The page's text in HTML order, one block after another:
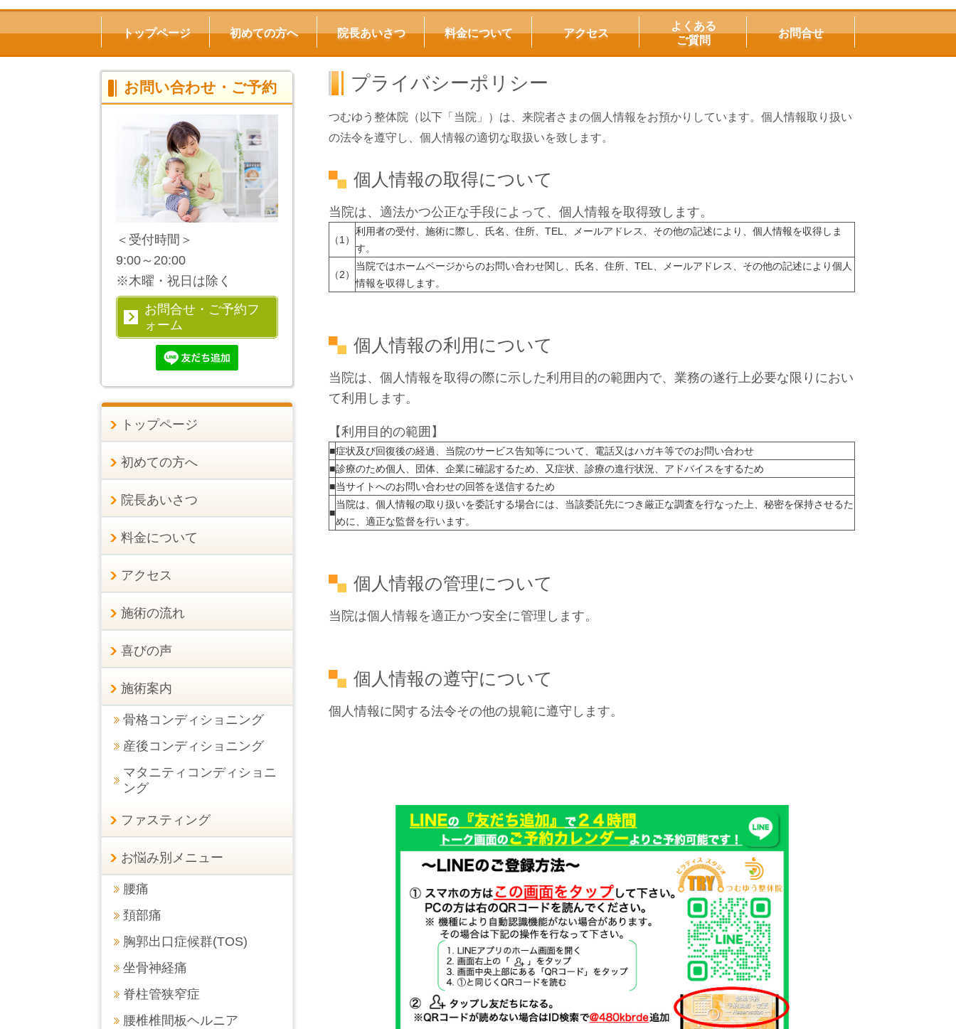
トップページ 初めての方へ 院長あいさつ 料金について アクセス
よくある
ご質問
お問合せ
プライバシーポリシー
つむゆう整体院（以下「当院」）は、来院者さまの個人情報をお預かりしています。個人情報取り扱い
の法令を遵守し、個人情報の適切な取扱いを致します。
個人情報の取得について
当院は、適法かつ公正な手段によって、個人情報を取得致します。
（1）
利用者の受付、施術に際し、氏名、住所、TEL、メールアドレス、その他の記述により、個人情報を収得しま
す。
（2）
当院ではホームページからのお問い合わせ関し、氏名、住所、TEL、メールアドレス、その他の記述により個人
情報を収得します。
個人情報の利用について
当院は、個人情報を取得の際に示した利用目的の範囲内で、業務の遂行上必要な限りにおい
て利用します。
【利用目的の範囲】
■症状及び回復後の経過、当院のサービス告知等について、電話又はハガキ等でのお問い合わせ
■診療のため個人、団体、企業に確認するため、又症状、診療の進行状況、アドバイスをするため
■当サイトへのお問い合わせの回答を送信するため
■
当院は、個人情報の取り扱いを委託する場合には、当該委託先につき厳正な調査を行なった上、秘密を保持させるた
めに、適正な監督を行います。
個人情報の管理について
当院は個人情報を適正かつ安全に管理します。
個人情報の遵守について
個人情報に関する法令その他の規範に遵守します。
お問い合わせ・ご予約
＜受付時間＞
9:00～20:00
※木曜・祝日は除く
お問合せ・ご予約フ
ォーム
トップページ
初めての方へ
院長あいさつ
料金について
アクセス
施術の流れ
喜びの声
施術案内
骨格コンディショニング
産後コンディショニング
マタニティコンディショニ
ング
ファスティング
お悩み別メニュー
腰痛
頚部痛
胸郭出口症候群(TOS)
坐骨神経痛
脊柱管狭窄症
腰椎椎間板ヘルニア